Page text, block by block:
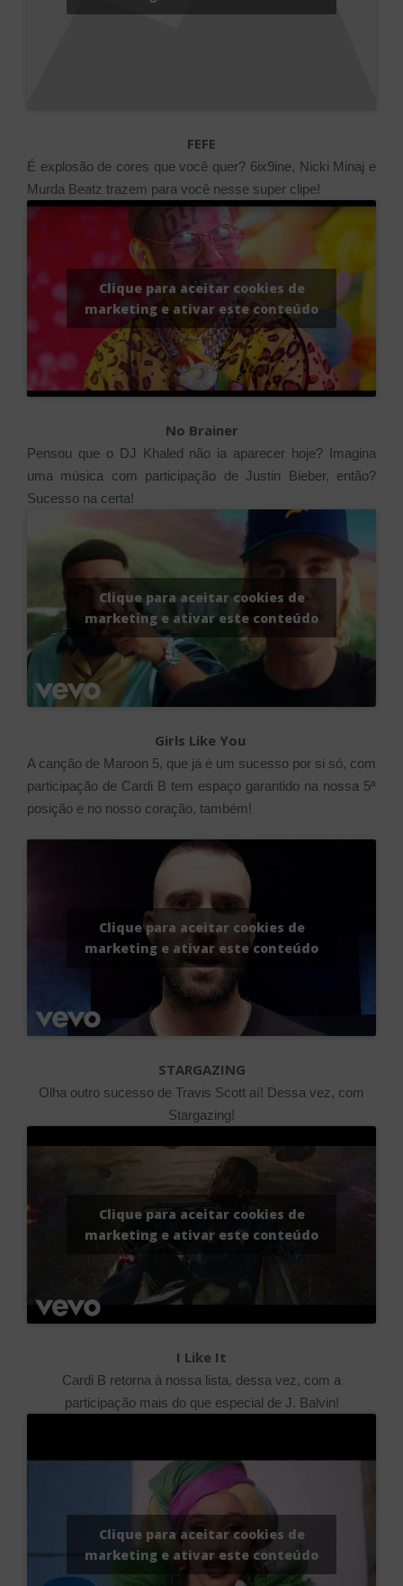
FEFE
É explosão de cores que você quer? 6ix9ine, Nicki Minaj e
Murda Beatz trazem para você nesse super clipe!
Clique para aceitar cookies de
marketing e ativar este conteúdo
No Brainer
Pensou que o DJ Khaled não ia aparecer hoje? Imagina
uma música com participação de Justin Bieber, então?
Sucesso na certa!
Clique para aceitar cookies de
marketing e ativar este conteúdo
Girls Like You
A canção de Maroon 5, que já é um sucesso por si só, com
participação de Cardi B tem espaço garantido na nossa 5ª
posição e no nosso coração, também!
Clique para aceitar cookies de
marketing e ativar este conteúdo
STARGAZING
Olha outro sucesso de Travis Scott aí! Dessa vez, com
Stargazing!
Clique para aceitar cookies de
marketing e ativar este conteúdo
I Like It
Cardi B retorna à nossa lista, dessa vez, com a
participação mais do que especial de J. Balvin!
Clique para aceitar cookies de
marketing e ativar este conteúdo